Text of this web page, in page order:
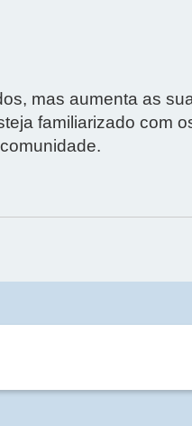
mas aumenta as
familiarizado com